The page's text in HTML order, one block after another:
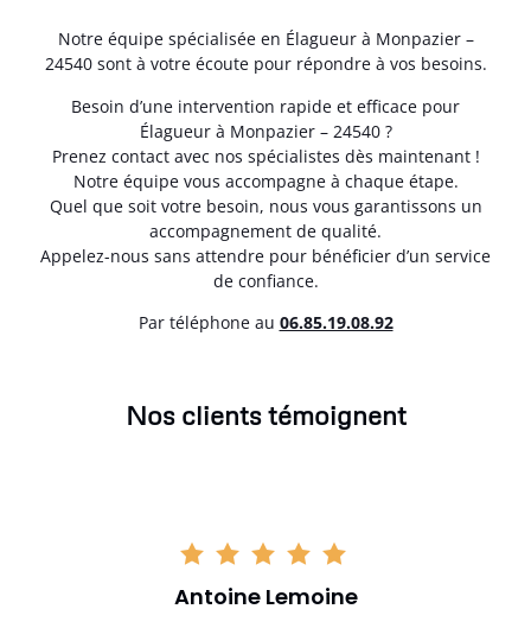
Notre équipe spécialisée en Élagueur à Monpazier –
24540 sont à votre écoute pour répondre à vos besoins.
Besoin d’une intervention rapide et efficace pour
Élagueur à Monpazier – 24540 ?
Prenez contact avec nos spécialistes dès maintenant !
Notre équipe vous accompagne à chaque étape.
Quel que soit votre besoin, nous vous garantissons un
accompagnement de qualité.
Appelez-nous sans attendre pour bénéficier d’un service
de confiance.
Par téléphone au 06.85.19.08.92
Nos clients témoignent
Antoine Lemoine